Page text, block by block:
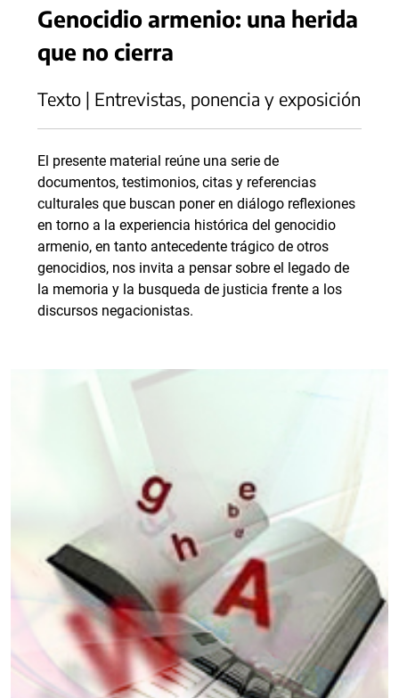
Genocidio armenio: una herida
que no cierra
Texto | Entrevistas, ponencia y exposición
El presente material reúne una serie de
documentos, testimonios, citas y referencias
culturales que buscan poner en diálogo reflexiones
en torno a la experiencia histórica del genocidio
armenio, en tanto antecedente trágico de otros
genocidios, nos invita a pensar sobre el legado de
la memoria y la busqueda de justicia frente a los
discursos negacionistas.